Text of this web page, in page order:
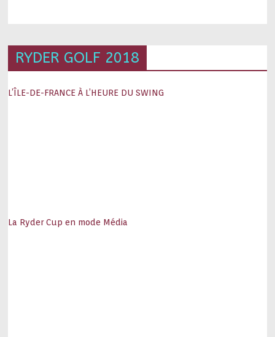
RYDER GOLF 2018
L’ÎLE-DE-FRANCE À L’HEURE DU SWING
La Ryder Cup en mode Média